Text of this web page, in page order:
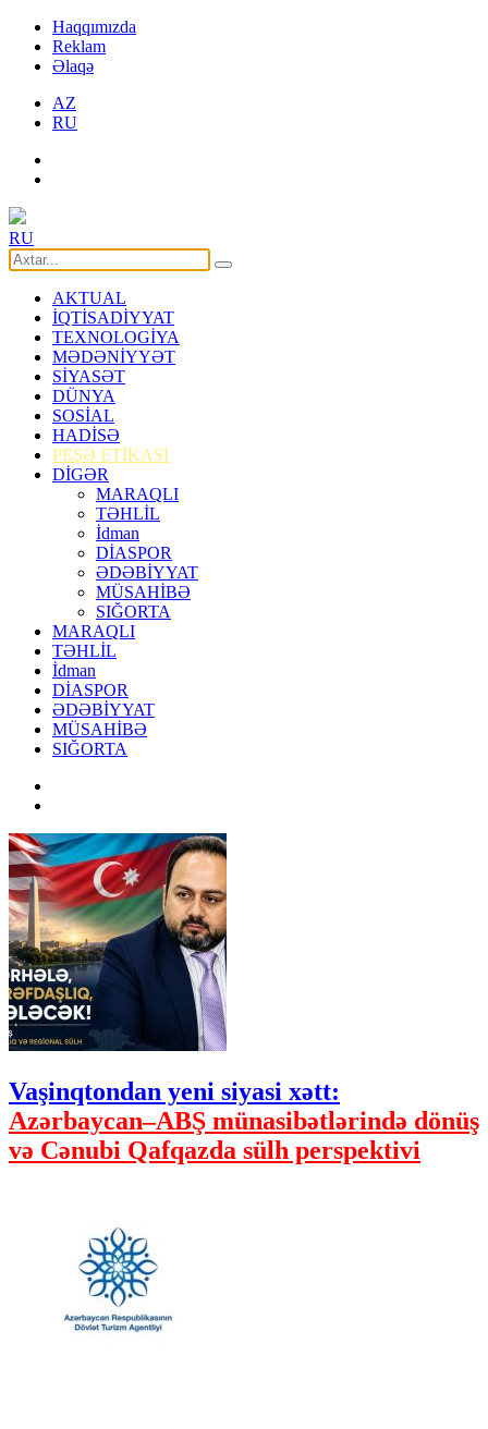
Haqqımızda
Reklam
Əlaqə
AZ
RU
RU
AKTUAL
İQTİSADİYYAT
TEXNOLOGİYA
MƏDƏNİYYƏT
SİYASƏT
DÜNYA
SOSİAL
HADİSƏ
PEŞƏ ETİKASI
DİGƏR
MARAQLI
TƏHLİL
İdman
DİASPOR
ƏDƏBİYYAT
MÜSAHİBƏ
SIĞORTA
MARAQLI
TƏHLİL
İdman
DİASPOR
ƏDƏBİYYAT
MÜSAHİBƏ
SIĞORTA
Vaşinqtondan yeni siyasi xətt:
Azərbaycan–ABŞ münasibətlərində dönüş
və Cənubi Qafqazda sülh perspektivi